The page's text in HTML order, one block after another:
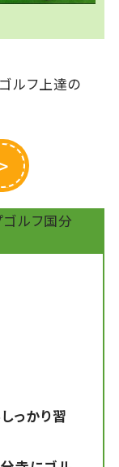
ルフ上達の
ゴルフ国分
っかり習